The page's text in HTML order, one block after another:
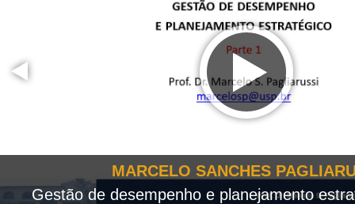
MARCELO SANCHES
Gestão de desempenho e planejamento